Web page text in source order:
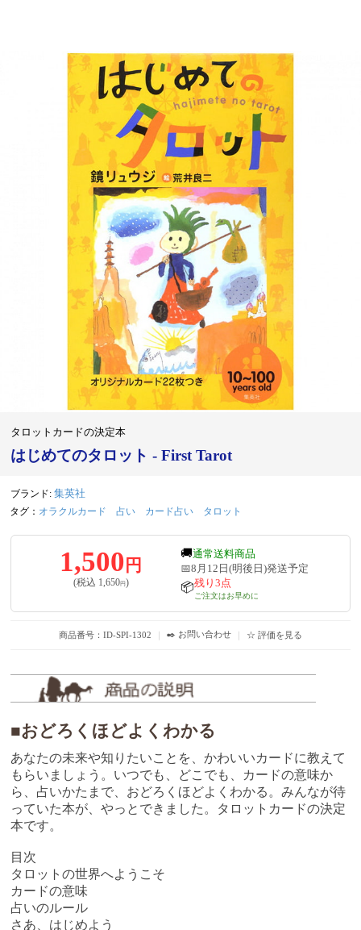
タロットカードの決定本
はじめてのタロット - First Tarot
ブランド: 集英社
タグ： オラクルカード 占い カード占い タロット
1,500 円
(税込 1,650円)
🚚通常送料商品
📅8月12日(明後日)発送予定
📦残り3点
ご注文はお早めに
商品番号：ID-SPI-1302 ｜ ✒️ お問い合わせ ｜ ☆ 評価を見る
■おどろくほどよくわかる
あなたの未来や知りたいことを、かわいいカードに教えて
もらいましょう。いつでも、どこでも、カードの意味か
ら、占いかたまで、おどろくほどよくわかる。みんなが待
っていた本が、やっとできました。タロットカードの決定
本です。
目次
タロットの世界へようこそ
カードの意味
占いのルール
さあ、はじめよう